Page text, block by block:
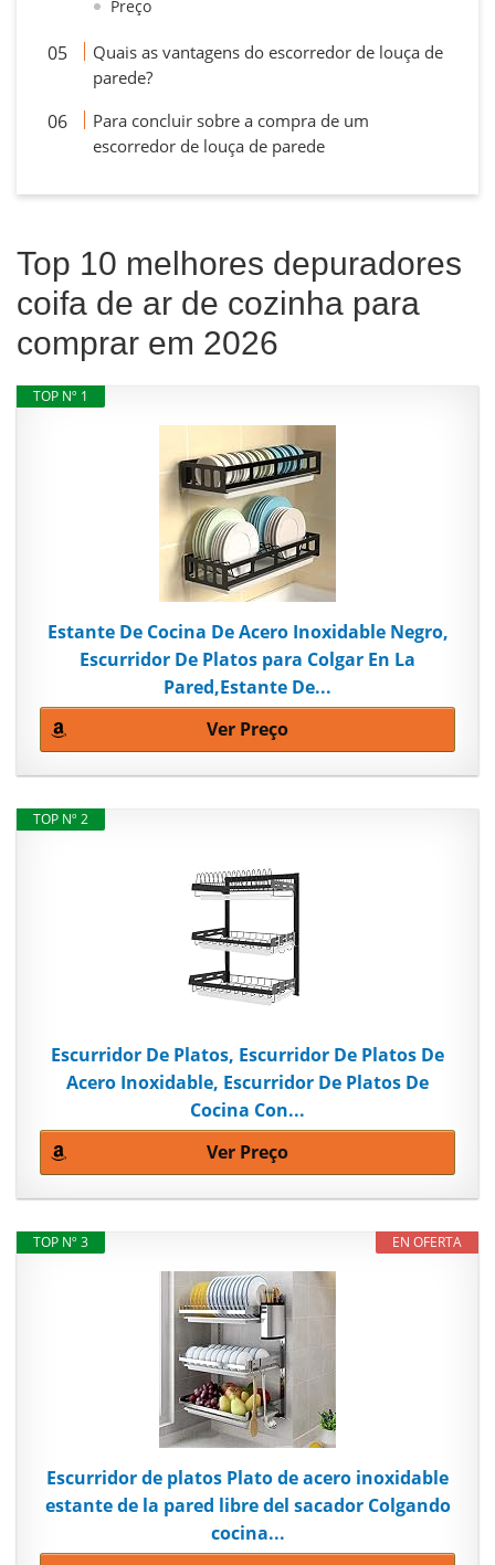
Preço
Quais as vantagens do escorredor de louça de
parede?
Para concluir sobre a compra de um
escorredor de louça de parede
Top 10 melhores depuradores
coifa de ar de cozinha para
comprar em 2026
TOP Nº 1
Estante De Cocina De Acero Inoxidable Negro,
Escurridor De Platos para Colgar En La
Pared,Estante De...
Ver Preço
TOP Nº 2
Escurridor De Platos, Escurridor De Platos De
Acero Inoxidable, Escurridor De Platos De
Cocina Con...
Ver Preço
EN OFERTA
TOP Nº 3
Escurridor de platos Plato de acero inoxidable
estante de la pared libre del sacador Colgando
cocina...